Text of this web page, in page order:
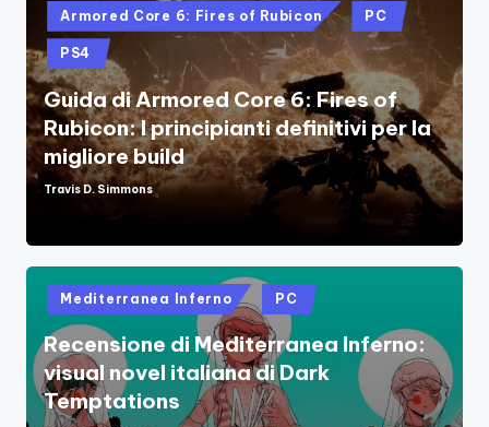
Posted
in
Armored Core 6: Fires of Rubicon PC
PS4
Guida di Armored Core 6: Fires of
Rubicon: I principianti definitivi per la
migliore build
Posted
Travis D. Simmons
Posted
in
Mediterranea Inferno PC
Recensione di Mediterranea Inferno:
visual novel italiana di Dark
Temptations